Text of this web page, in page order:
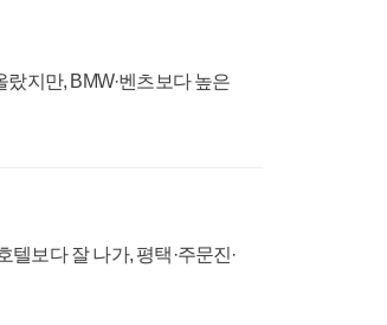
지만, BMW·벤츠보다 높은
보다 잘 나가, 평택·주문진·